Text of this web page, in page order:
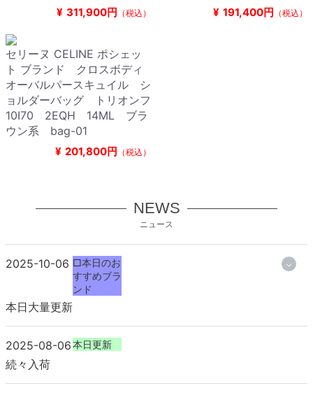
¥ 311,900円 （税込） ¥ 191,400円 （税込）
セリーヌ CELINE ポシェッ
ト ブランド クロスボディ
オーバルパースキュイル シ
ョルダーバッグ トリオンフ
10I70 2EQH 14ML ブラ
ウン系 bag-01
¥ 201,800円 （税込）
NEWS
ニュース
2025-10-06 □本日のお
すすめブラ
ンド
本日大量更新
2025-08-06本日更新
続々入荷